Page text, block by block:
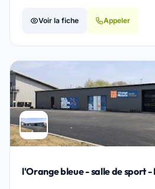
Voir la fiche Appeler
l'Orange bleue - salle de sport